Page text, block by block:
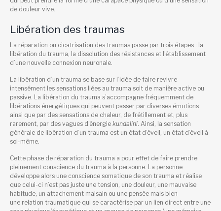
de douleur vive.
Libération des traumas
La réparation ou cicatrisation des traumas passe par trois étapes : la
libération du trauma, la dissolution des résistances et l’établissement
d’une nouvelle connexion neuronale.
La libération d’un trauma se base sur l’idée de faire revivre
intensément les sensations liées au trauma soit de manière active ou
passive. La libération du trauma s’accompagne fréquemment de
libérations énergétiques qui peuvent passer par diverses émotions
ainsi que par des sensations de chaleur, de frétillement et, plus
rarement, par des vagues d’énergie kundalini . Ainsi, la sensation
générale de libération d’un trauma est un état d’éveil, un état d’éveil à
soi-même.
Cette phase de réparation du trauma a pour effet de faire prendre
pleinement conscience du trauma à la personne. La personne
développe alors une conscience somatique de son trauma et réalise
que celui-ci n’est pas juste une tension, une douleur, une mauvaise
habitude, un attachement malsain ou une pensée mais bien
une relation traumatique qui se caractérise par un lien direct entre une